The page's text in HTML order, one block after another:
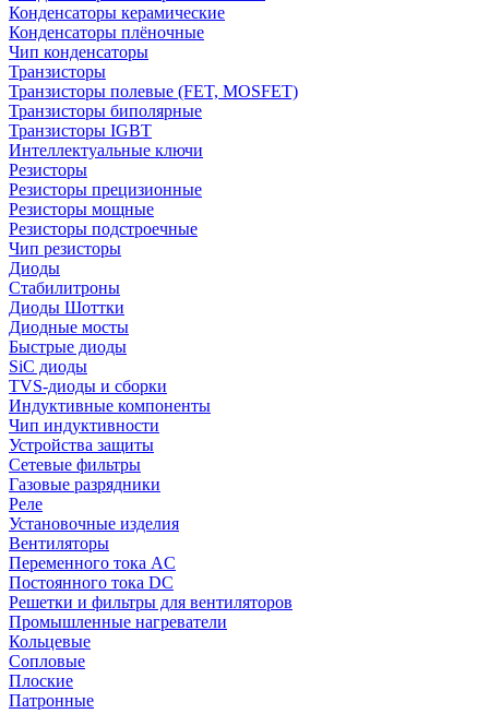
Конденсаторы керамические
Конденсаторы плёночные
Чип конденсаторы
Транзисторы
Транзисторы полевые (FET, MOSFET)
Транзисторы биполярные
Транзисторы IGBT
Интеллектуальные ключи
Резисторы
Резисторы прецизионные
Резисторы мощные
Резисторы подстроечные
Чип резисторы
Диоды
Стабилитроны
Диоды Шоттки
Диодные мосты
Быстрые диоды
SiC диоды
TVS-диоды и сборки
Индуктивные компоненты
Чип индуктивности
Устройства защиты
Сетевые фильтры
Газовые разрядники
Реле
Установочные изделия
Вентиляторы
Переменного тока AC
Постоянного тока DC
Решетки и фильтры для вентиляторов
Промышленные нагреватели
Кольцевые
Сопловые
Плоские
Патронные